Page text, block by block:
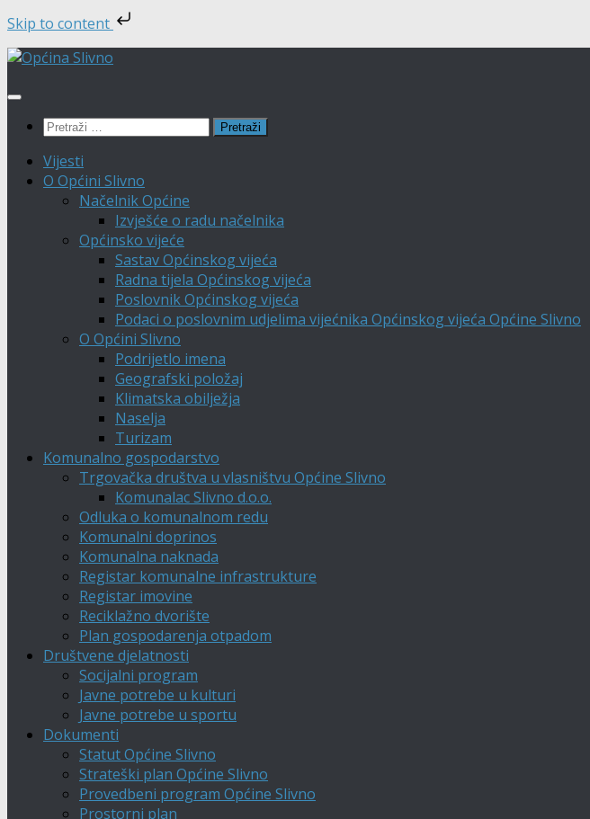
Skip to content
Skip
content
Pretraži:
Vijesti
O Općini Slivno
Načelnik Općine
Izvješće o radu načelnika
Općinsko vijeće
Sastav Općinskog vijeća
Radna tijela Općinskog vijeća
Poslovnik Općinskog vijeća
Podaci o poslovnim udjelima vijećnika Općinskog vijeća Općine Slivno
O Općini Slivno
Podrijetlo imena
Geografski položaj
Klimatska obilježja
Naselja
Turizam
Komunalno gospodarstvo
Trgovačka društva u vlasništvu Općine Slivno
Komunalac Slivno d.o.o.
Odluka o komunalnom redu
Komunalni doprinos
Komunalna naknada
Registar komunalne infrastrukture
Registar imovine
Reciklažno dvorište
Plan gospodarenja otpadom
Društvene djelatnosti
Socijalni program
Javne potrebe u kulturi
Javne potrebe u sportu
Dokumenti
Statut Općine Slivno
Strateški plan Općine Slivno
Provedbeni program Općine Slivno
Prostorni plan